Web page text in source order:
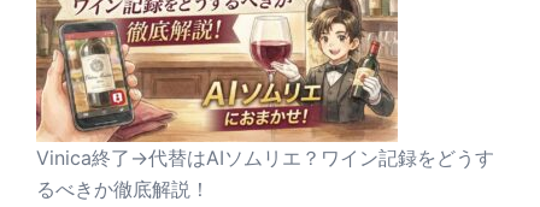
Vinica終了→代替はAIソムリエ？ワイン記録をどうす
るべきか徹底解説！